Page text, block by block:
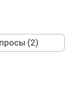
(2)